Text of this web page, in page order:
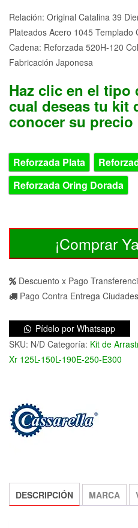
Relación: Original Catalina 39
Plateados Acero 1045 Templado
Cadena: Reforzada 520H-120
Fabricación Japonesa
Haz clic en el tipo
cual deseas tu kit
conocer su precio
Reforzada Plata
Reforzada Oring Dorada
Kit
Arrastre
cantidad
¡Comprar
Descuento x Pago
Pago Contra Entrega
Pídelo por Whatsapp
SKU: N/D Categoría: Kit de
Xr 125L-150L-190E-250-E300
DESCRIPCIÓN MARCA